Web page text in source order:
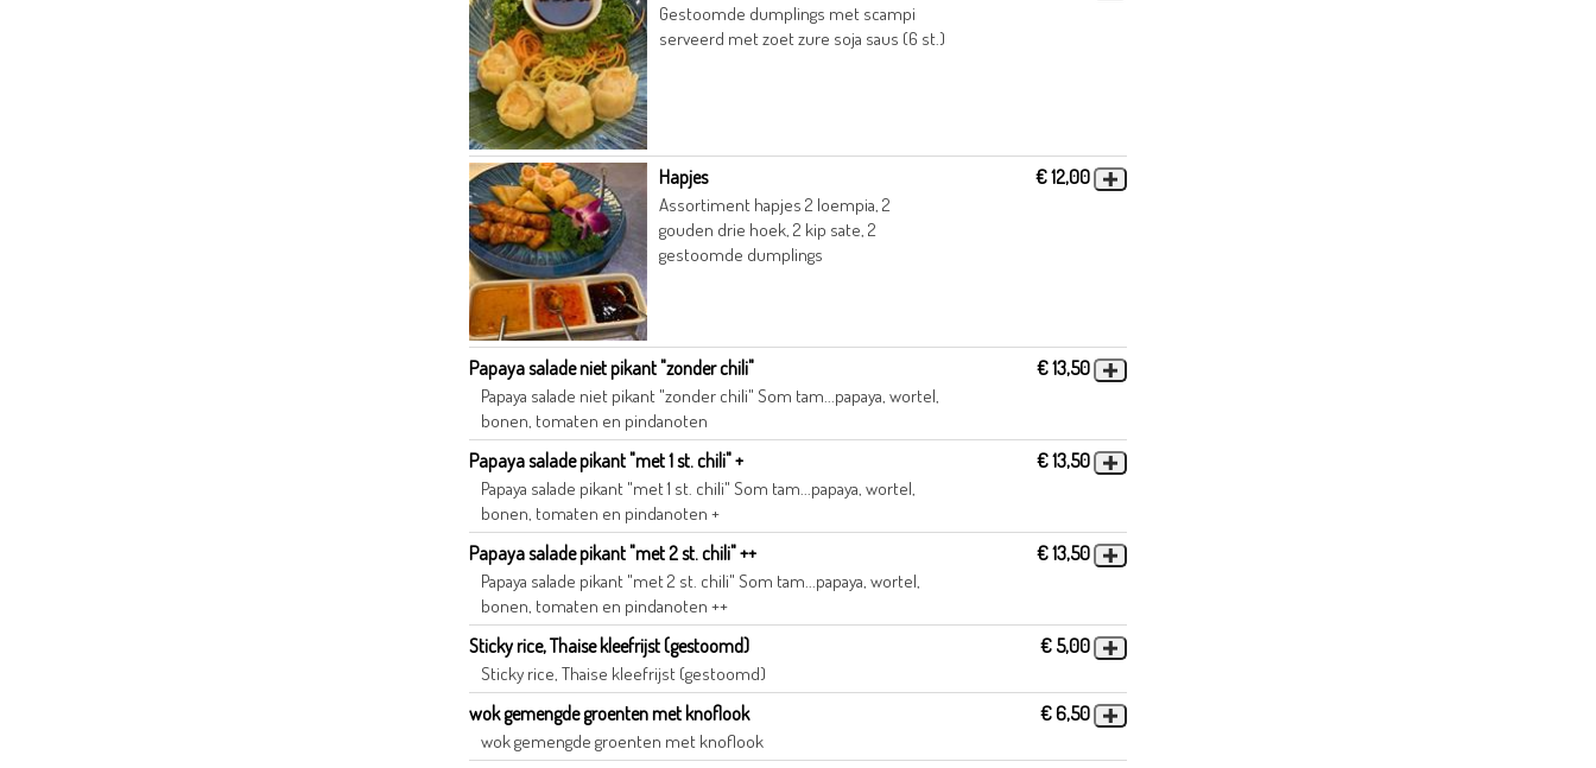
Gestoomde dumplings met scampi
serveerd met zoet zure soja saus (6 st.)
Hapjes
Assortiment hapjes 2 loempia, 2
gouden drie hoek, 2 kip sate, 2
gestoomde dumplings
€ 12,00
Papaya salade niet pikant "zonder chili"
Papaya salade niet pikant "zonder chili" Som tam...papaya, wortel,
bonen, tomaten en pindanoten
€ 13,50
Papaya salade pikant "met 1 st. chili" +
Papaya salade pikant "met 1 st. chili" Som tam...papaya, wortel,
bonen, tomaten en pindanoten +
€ 13,50
Papaya salade pikant "met 2 st. chili" ++
Papaya salade pikant "met 2 st. chili" Som tam...papaya, wortel,
bonen, tomaten en pindanoten ++
€ 13,50
Sticky rice, Thaise kleefrijst (gestoomd)
Sticky rice, Thaise kleefrijst (gestoomd)
€ 5,00
wok gemengde groenten met knoflook
wok gemengde groenten met knoflook
€ 6,50